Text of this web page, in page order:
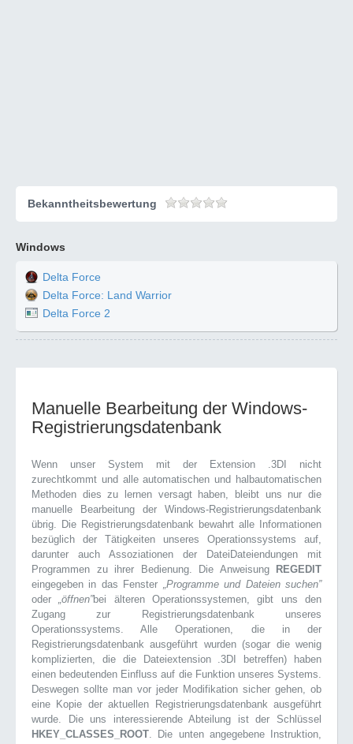
Bekanntheitsbewertung
Windows
Delta Force
Delta Force: Land Warrior
Delta Force 2
Manuelle Bearbeitung der Windows-
Registrierungsdatenbank
Wenn unser System mit der Extension .3DI nicht
zurechtkommt und alle automatischen und halbautomatischen
Methoden dies zu lernen versagt haben, bleibt uns nur die
manuelle Bearbeitung der Windows-Registrierungsdatenbank
übrig. Die Registrierungsdatenbank bewahrt alle Informationen
bezüglich der Tätigkeiten unseres Operationssystems auf,
darunter auch Assoziationen der DateiDateiendungen mit
Programmen zu ihrer Bedienung. Die Anweisung
REGEDIT
eingegeben in das Fenster „Programme und Dateien suchen”
oder„öffnen”bei älteren Operationssystemen, gibt uns den
Zugang zur Registrierungsdatenbank unseres
Operationssystems. Alle Operationen, die in der
Registrierungsdatenbank ausgeführt wurden (sogar die wenig
komplizierten, die die Dateiextension .3DI betreffen) haben
einen bedeutenden Einfluss auf die Funktion unseres Systems.
Deswegen sollte man vor jeder Modifikation sicher gehen, ob
eine Kopie der aktuellen Registrierungsdatenbank ausgeführt
wurde. Die uns interessierende Abteilung ist der Schlüssel
HKEY_CLASSES_ROOT. Die unten angegebene Instruktion,